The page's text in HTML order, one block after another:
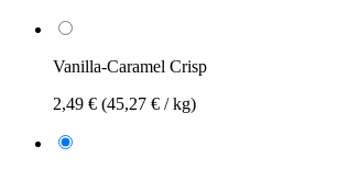
Vanilla-Caramel Crisp
2,49 € (45,27 € / kg)